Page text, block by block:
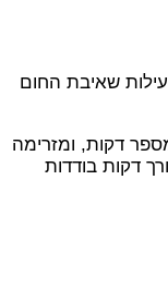
שאיבת החום
דקות, ומזרימה
דקות בודדות